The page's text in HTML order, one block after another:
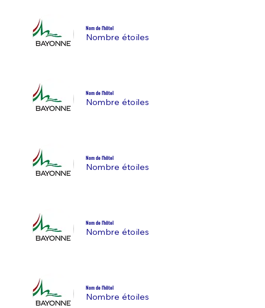
Nom de l'hôtel
Nombre étoiles
Nom de l'hôtel
Nombre étoiles
Nom de l'hôtel
Nombre étoiles
Nom de l'hôtel
Nombre étoiles
Nom de l'hôtel
Nombre étoiles